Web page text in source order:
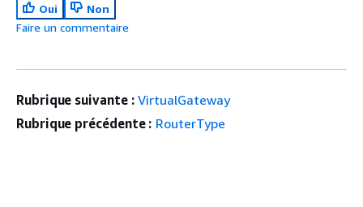
Oui
Non
Faire un commentaire
Rubrique suivante : VirtualGateway
Rubrique précédente : RouterType